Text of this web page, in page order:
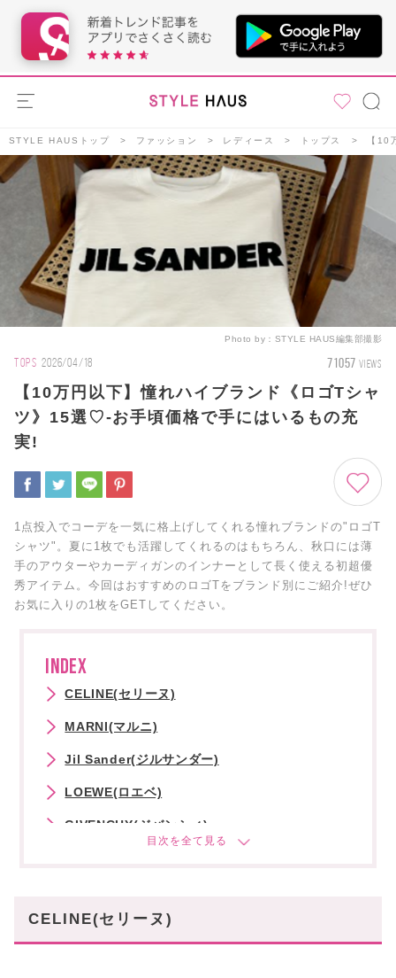
STYLE HAUSトップ ファッション レディース トップス 【10
Photo by： STYLE HAUS編集部撮影
TOPS 2026/04/18 71057 VIEWS
【10万円以下】憧れハイブランド《ロゴTシャ
ツ》15選♡-お手頃価格で手にはいるもの充
実!
1点投入でコーデを一気に格上げしてくれる憧れブランドの"ロゴT
シャツ"。夏に1枚でも活躍してくれるのはもちろん、秋口には薄
手のアウターやカーディガンのインナーとして長く使える初超優
秀アイテム。今回はおすすめのロゴTをブランド別にご紹介!ぜひ
お気に入りの1枚をGETしてください。
INDEX
CELINE(セリーヌ)
MARNI(マルニ)
Jil Sander(ジルサンダー)
LOEWE(ロエベ)
GIVENCHY(ジバンシィ)
Max Mara(マックスマーラ)
CELINE(セリーヌ)